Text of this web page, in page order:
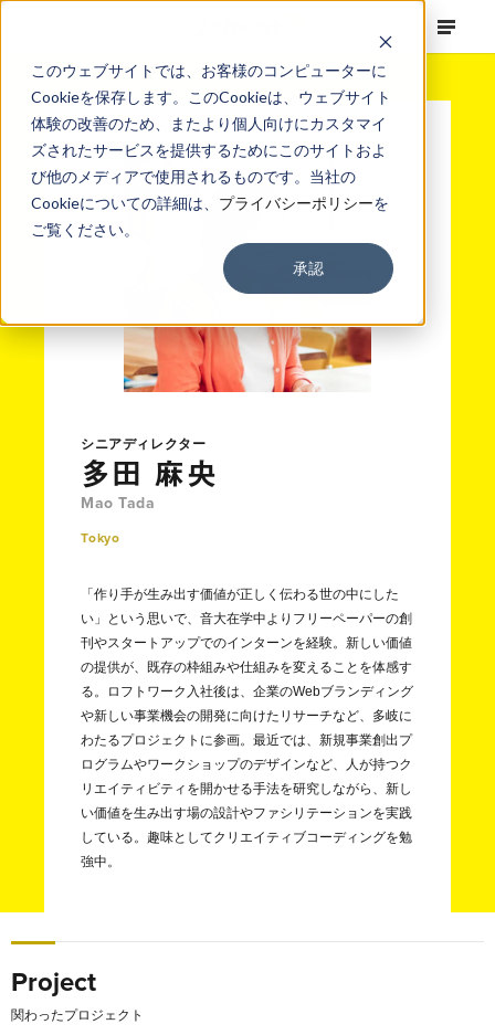
このウェブサイトでは、お客様のコンピューターに
Cookieを保存します。このCookieは、ウェブサイト
体験の改善のため、またより個人向けにカスタマイ
ズされたサービスを提供するためにこのサイトおよ
び他のメディアで使用されるものです。当社の
Cookieについての詳細は、 プライバシーポリシーを
ご覧ください。
承認
シニアディレクター
多田 麻央
Mao Tada
Tokyo
「作り手が生み出す価値が正しく伝わる世の中にした
い」という思いで、音大在学中よりフリーペーパーの創
刊やスタートアップでのインターンを経験。新しい価値
の提供が、既存の枠組みや仕組みを変えることを体感す
る。ロフトワーク入社後は、企業のWebブランディング
や新しい事業機会の開発に向けたリサーチなど、多岐に
わたるプロジェクトに参画。最近では、新規事業創出プ
ログラムやワークショップのデザインなど、人が持つク
リエイティビティを開かせる手法を研究しながら、新し
い価値を生み出す場の設計やファシリテーションを実践
している。趣味としてクリエイティブコーディングを勉
強中。
Project
関わったプロジェクト